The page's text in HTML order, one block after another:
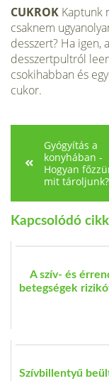
CUKROK Kaptunk
csaknem
desszert? Ha igen,
desszertpultról
csokihabban és
cukor.
Gyógyítás a
konyhában -
Hogyan
mit tároljunk?
Kapcsolódó
A szív- és
betegségek
Szívbillentyű